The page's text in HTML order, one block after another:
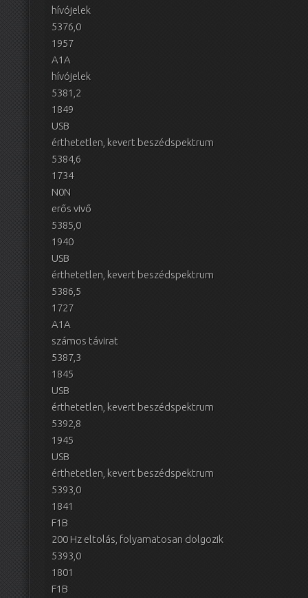
hívójelek
5376,0
1957
A1A
hívójelek
5381,2
1849
USB
érthetetlen, kevert beszédspektrum
5384,6
1734
N0N
erős vivő
5385,0
1940
USB
érthetetlen, kevert beszédspektrum
5386,5
1727
A1A
számos távirat
5387,3
1845
USB
érthetetlen, kevert beszédspektrum
5392,8
1945
USB
érthetetlen, kevert beszédspektrum
5393,0
1841
F1B
200 Hz eltolás, folyamatosan dolgozik
5393,0
1801
F1B